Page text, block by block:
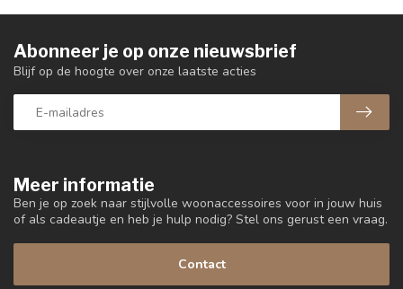
Meer informatie
Ben je op zoek naar stijlvolle woonaccessoires voor in jouw huis
of als cadeautje en heb je hulp nodig? Stel ons gerust een vraag.
Contact
Abonneer je op onze nieuwsbrief
Blijf op de hoogte over onze laatste acties